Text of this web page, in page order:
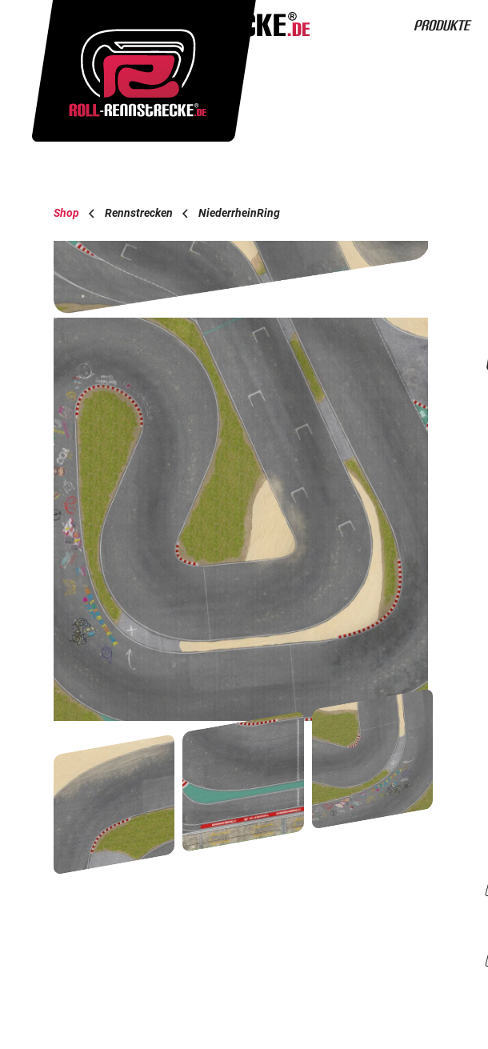
Produkte
Shop Rennstrecken NiederrheinRing